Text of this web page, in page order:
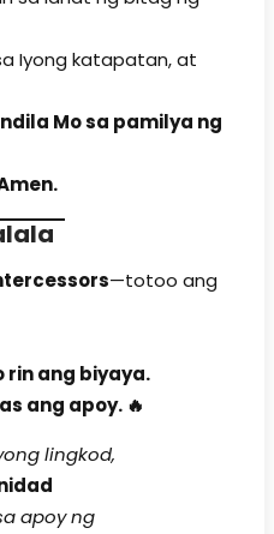
Iyong katapatan, at
Mo sa pamilya ng
—totoo ang
rin ang biyaya.
ang apoy. 🔥
lingkod,
apoy ng